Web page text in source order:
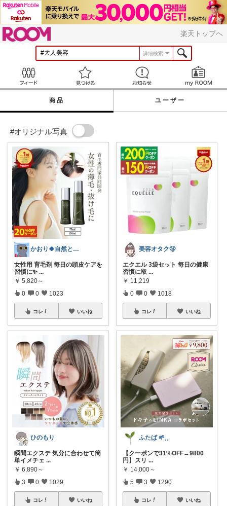
楽天トップへ
詳細検索
見つける お知らせ
商品 ユーザー
#オリジナル写真
かおり🍀自然とやさしい暮らし🐑🍀
女性用 育毛剤 毎日の頭皮ケアを
習慣に✨ ...
￥ 5,820～
0 0 1023
コレ いいね
ひのもり
瞬間エクステ 気分に合わせて簡
単イメチェ ...
￥ 6,890～
3 0 1029
コレ いいね
美容オタク🫢
エクエル 3袋セット 毎日の健康
習慣に取 ...
￥ 11,219
0 0 1018
コレ いいね
ふたば 🌱⸒⸒
【クーポンで31%OFF→9800
円】スリ ...
￥ 14,000～
5 3 1290
コレ いいね